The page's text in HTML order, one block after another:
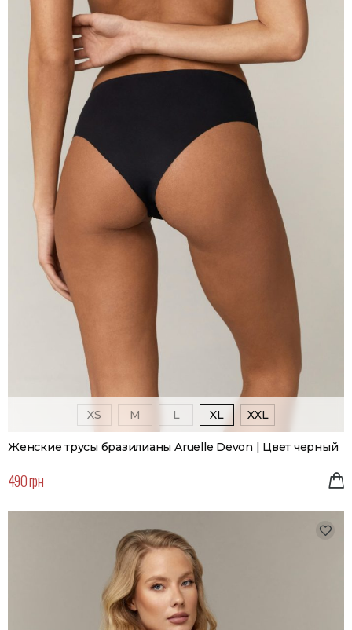
XS M L XL XXL
Женские трусы бразилианы Aruelle Devon | Цвет черный
490 грн